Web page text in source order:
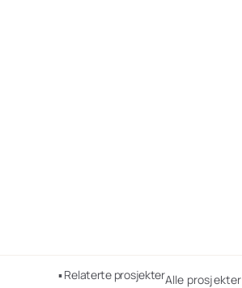
▪ Relaterte prosjekterAlle prosjekter